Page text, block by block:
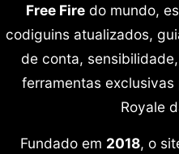
Free Firedo mundo,
codiguins atualizados,
de conta,
ferramentas
Royale
Fundado em 2018, o